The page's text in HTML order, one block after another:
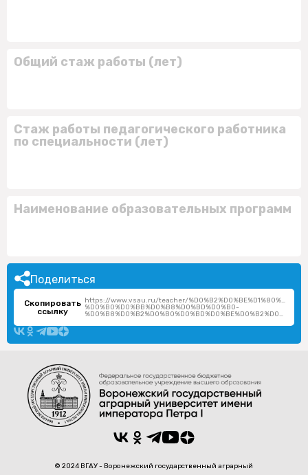
Общий стаж работы (лет)
Стаж работы педагогического работника
по специальности (лет)
Наименование образовательных программ
Поделиться
Скопировать
ссылку
https://www.vsau.ru/teacher/
%D0%B0%D0%BB%D0%B8%D0%BD%D0%B0-
%D0%B8%D0%B2%D0%B0%D0%BD%D0%BE%D0%B2%D0%BD%D0%B0/
© 2024 ВГАУ - Воронежский государственный аграрный